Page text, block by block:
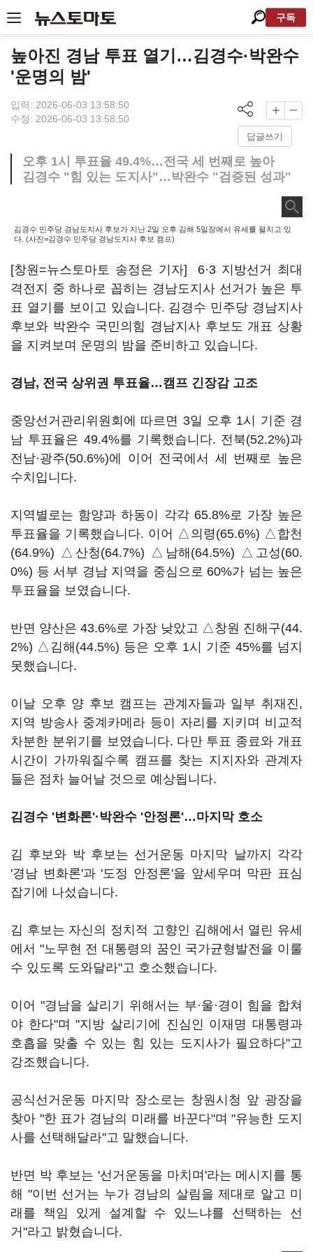
구독
높아진 경남 투표 열기…김경수·박완수
'운명의 밤'
입력: 2026-06-03 13:58:50
수정: 2026-06-03 13:58:50
답글쓰기
오후 1시 투표율 49.4%…전국 세 번째로 높아
김경수 "힘 있는 도지사"…박완수 "검증된 성과"
김경수 민주당 경남도지사 후보가 지난 2일 오후 김해 5일장에서 유세를 펼치고 있
다. (사진=김경수 민주당 경남도지사 후보 캠프)
[창원=뉴스토마토 송정은 기자] 6·3 지방선거 최대
격전지 중 하나로 꼽히는 경남도지사 선거가 높은 투
표 열기를 보이고 있습니다. 김경수 민주당 경남지사
후보와 박완수 국민의힘 경남지사 후보도 개표 상황
을 지켜보며 운명의 밤을 준비하고 있습니다.
경남, 전국 상위권 투표율…캠프 긴장감 고조
중앙선거관리위원회에 따르면 3일 오후 1시 기준 경
남 투표율은 49.4%를 기록했습니다. 전북(52.2%)과
전남·광주(50.6%)에 이어 전국에서 세 번째로 높은
수치입니다.
지역별로는 함양과 하동이 각각 65.8%로 가장 높은
투표율을 기록했습니다. 이어 △의령(65.6%) △합천
(64.9%) △산청(64.7%) △남해(64.5%) △고성(60.
0%) 등 서부 경남 지역을 중심으로 60%가 넘는 높은
투표율을 보였습니다.
반면 양산은 43.6%로 가장 낮았고 △창원 진해구(44.
2%) △김해(44.5%) 등은 오후 1시 기준 45%를 넘지
못했습니다.
이날 오후 양 후보 캠프는 관계자들과 일부 취재진,
지역 방송사 중계카메라 등이 자리를 지키며 비교적
차분한 분위기를 보였습니다. 다만 투표 종료와 개표
시간이 가까워질수록 캠프를 찾는 지지자와 관계자
들은 점차 늘어날 것으로 예상됩니다.
김경수 '변화론'·박완수 '안정론'…마지막 호소
김 후보와 박 후보는 선거운동 마지막 날까지 각각
'경남 변화론'과 '도정 안정론'을 앞세우며 막판 표심
잡기에 나섰습니다.
김 후보는 자신의 정치적 고향인 김해에서 열린 유세
에서 "노무현 전 대통령의 꿈인 국가균형발전을 이룰
수 있도록 도와달라"고 호소했습니다.
이어 "경남을 살리기 위해서는 부·울·경이 힘을 합쳐
야 한다"며 "지방 살리기에 진심인 이재명 대통령과
호흡을 맞출 수 있는 힘 있는 도지사가 필요하다"고
강조했습니다.
공식선거운동 마지막 장소로는 창원시청 앞 광장을
찾아 "한 표가 경남의 미래를 바꾼다"며 "유능한 도지
사를 선택해달라"고 말했습니다.
반면 박 후보는 '선거운동을 마치며'라는 메시지를 통
해 "이번 선거는 누가 경남의 살림을 제대로 알고 미
래를 책임 있게 설계할 수 있느냐를 선택하는 선
거"라고 밝혔습니다.